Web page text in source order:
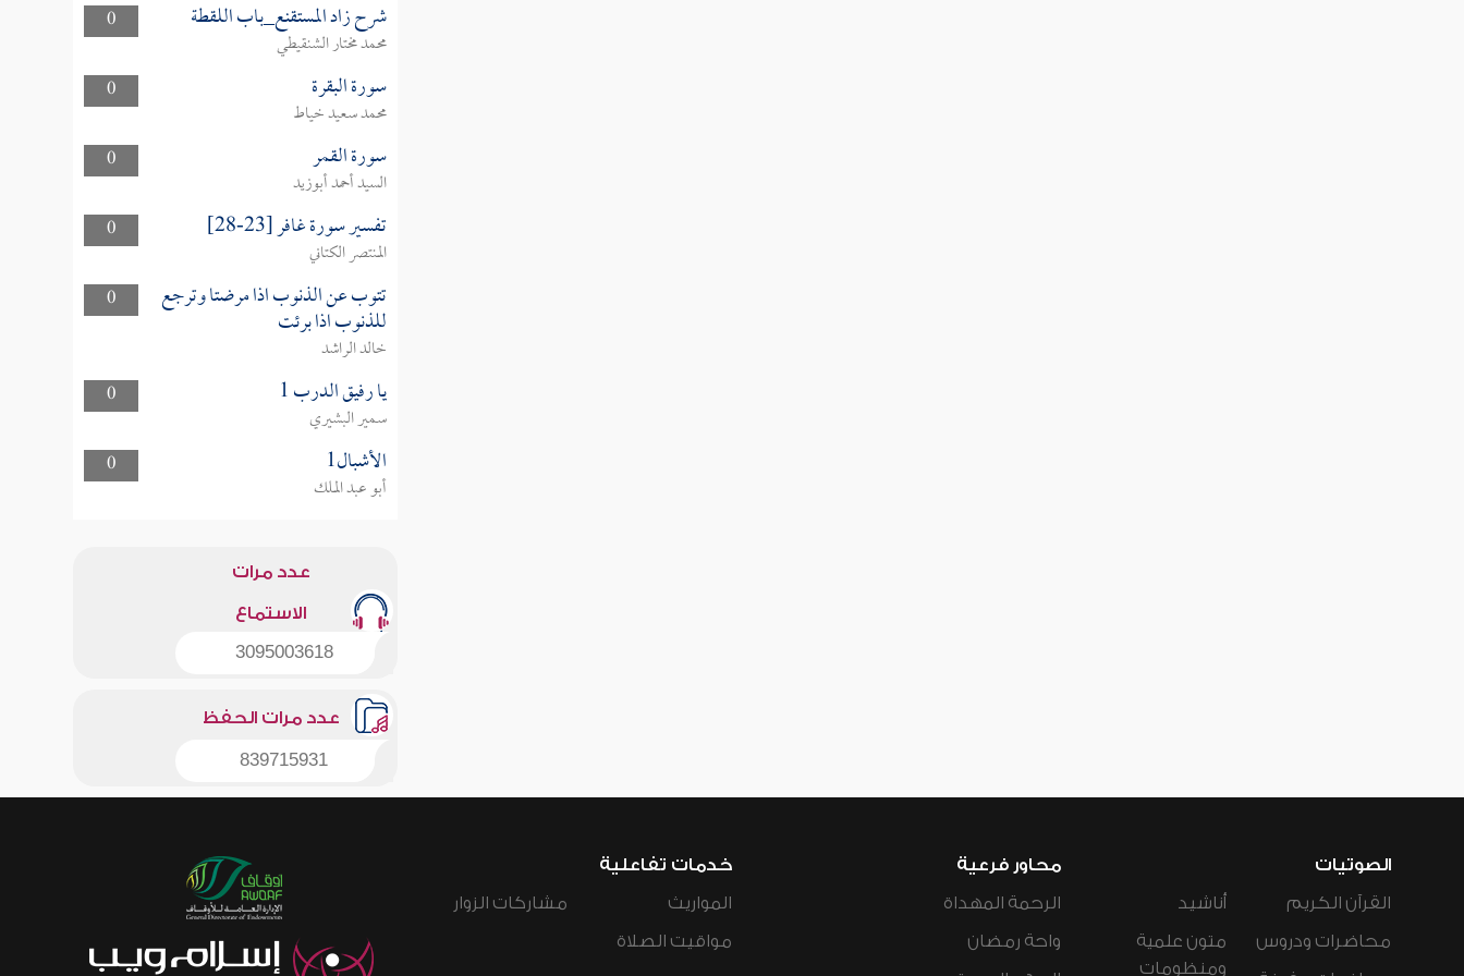
0 شرح زاد المستقنع_باب اللقطة
محمد مختار الشنقيطي
0
سورة البقرة
محمد سعيد خياط
0
سورة القمر
السيد أحمد أبوزيد
0
تفسير سورة غافر [23-28]
المنتصر الكتاني
0
تتوب عن الذنوب اذا مرضتا وترجع
للذنوب اذا برئت
خالد الراشد
0
يا رفيق الدرب 1
سمير البشيري
0
الأشبال1
أبو عبد الملك
عدد مرات
الاستماع
3095003618
عدد مرات الحفظ
839715931
الصوتيات
القرآن الكريم
محاضرات ودروس
أناشيد
متون علمية
ومنظومات
محاور فرعية
الرحمة المهداة
واحة رمضان
خدمات تفاعلية
المواريث
مواقيت الصلاة
مشاركات الزوار